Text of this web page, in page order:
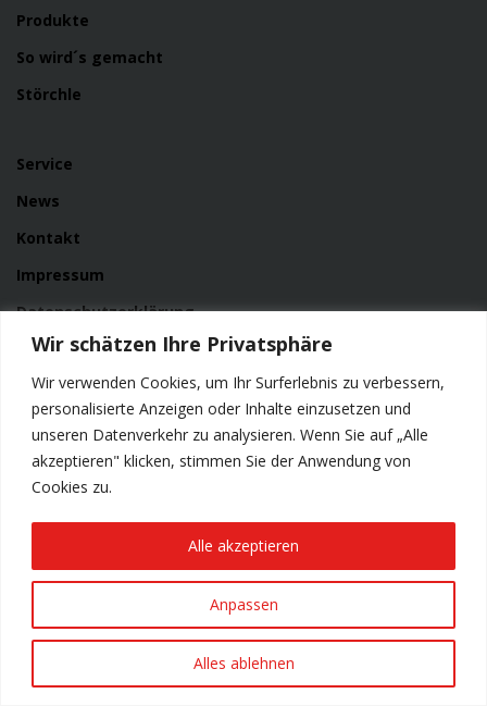
Wir schätzen Ihre Privatsphäre
Wir verwenden Cookies, um Ihr Surferlebnis zu verbessern,
personalisierte Anzeigen oder Inhalte einzusetzen und
unseren Datenverkehr zu analysieren. Wenn Sie auf „Alle
akzeptieren" klicken, stimmen Sie der Anwendung von
Cookies zu.
Anpassen
Alles ablehnen
Alle akzeptieren
Produkte
So wird´s gemacht
Störchle
Service
News
Kontakt
Impressum
Datenschutzerklärung
© Copyright 2023 Storchenbräu